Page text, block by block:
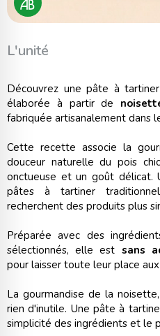
L'unité
Découvrez une pâte à
élaborée à partir de
fabriquée artisanalement dans
Cette recette associe la
douceur naturelle du pois
onctueuse et un goût délicat.
pâtes à tartiner
recherchent des produits plus
Préparée avec des
sélectionnés, elle est sans
pour laisser toute leur place
La gourmandise de la
rien d'inutile. Une pâte à
simplicité des ingrédients et le